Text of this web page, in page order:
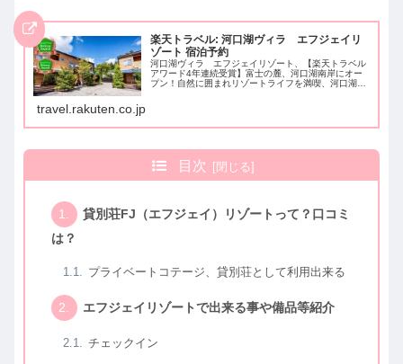
楽天トラベル: 河口湖ヴィラ エフジェイリ
ゾート 宿泊予約
河口湖ヴィラ エフジェイリゾート、【楽天トラベル
アワード4年連続受賞】富士の麓、河口湖南岸にオー
プン！自然に囲まれリゾートライフを満喫、河口湖駅
travel.rakuten.co.jp
目次
貸別荘FJ（エフジェイ）リゾートって？口コミ
は？
プライベートコテージ、貸別荘として利用出来る
エフジェイリゾートで出来る事や備品等紹介
チェックイン